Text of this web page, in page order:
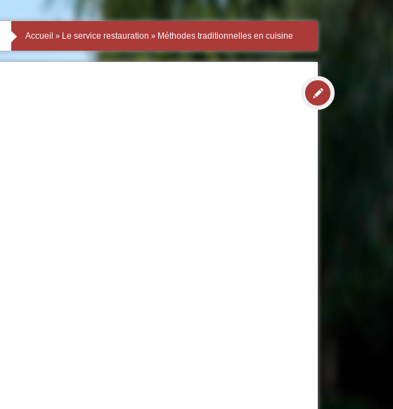
Accueil » Le service restauration » Méthodes traditionnelles en cuisine